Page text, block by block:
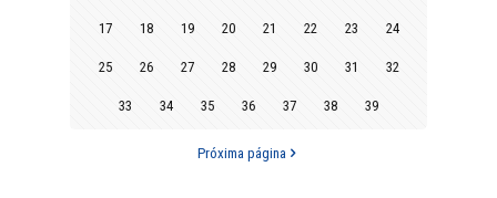
17 18 19 20 21 22 23 24
25 26 27 28 29 30 31 32
33 34 35 36 37 38 39
Próxima página